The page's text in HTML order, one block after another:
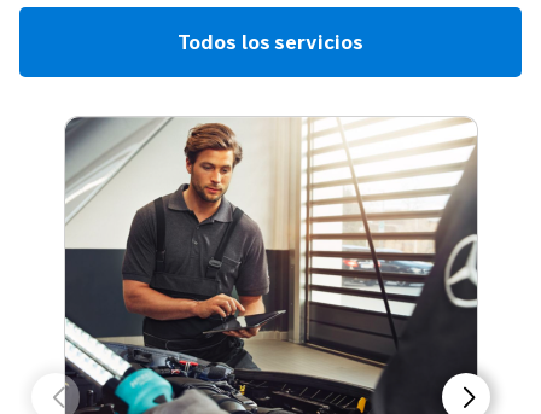
Todos los servicios